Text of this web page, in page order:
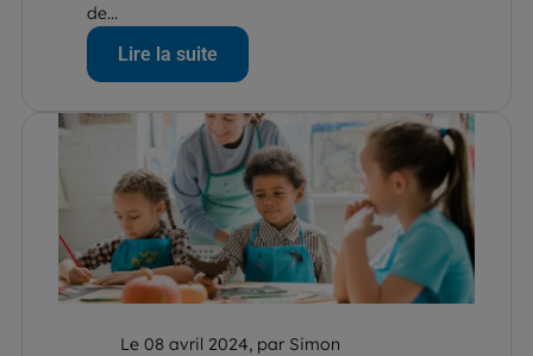
de...
Lire la suite
Le 08 avril 2024, par Simon